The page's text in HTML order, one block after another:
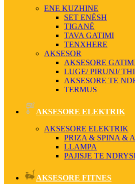
ENE KUZHINE
SET ENËSH
TIGANË
TAVA GATIMI
TENXHERE
AKSESOR
AKSESORE
LUGE/ PIRUNJ/
AKSESORE TE
TERMUS
AKSESORE ELEKTRIK
AKSESORE ELEKTRIK
PRIZA & SPINA &
LLAMPA
PAJISJE TE
AKSESORE FITNES